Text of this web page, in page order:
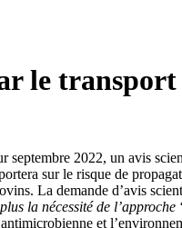
le
2022, un avis
sur le risque de
La demande d’avis
la nécessité de l’approche
et